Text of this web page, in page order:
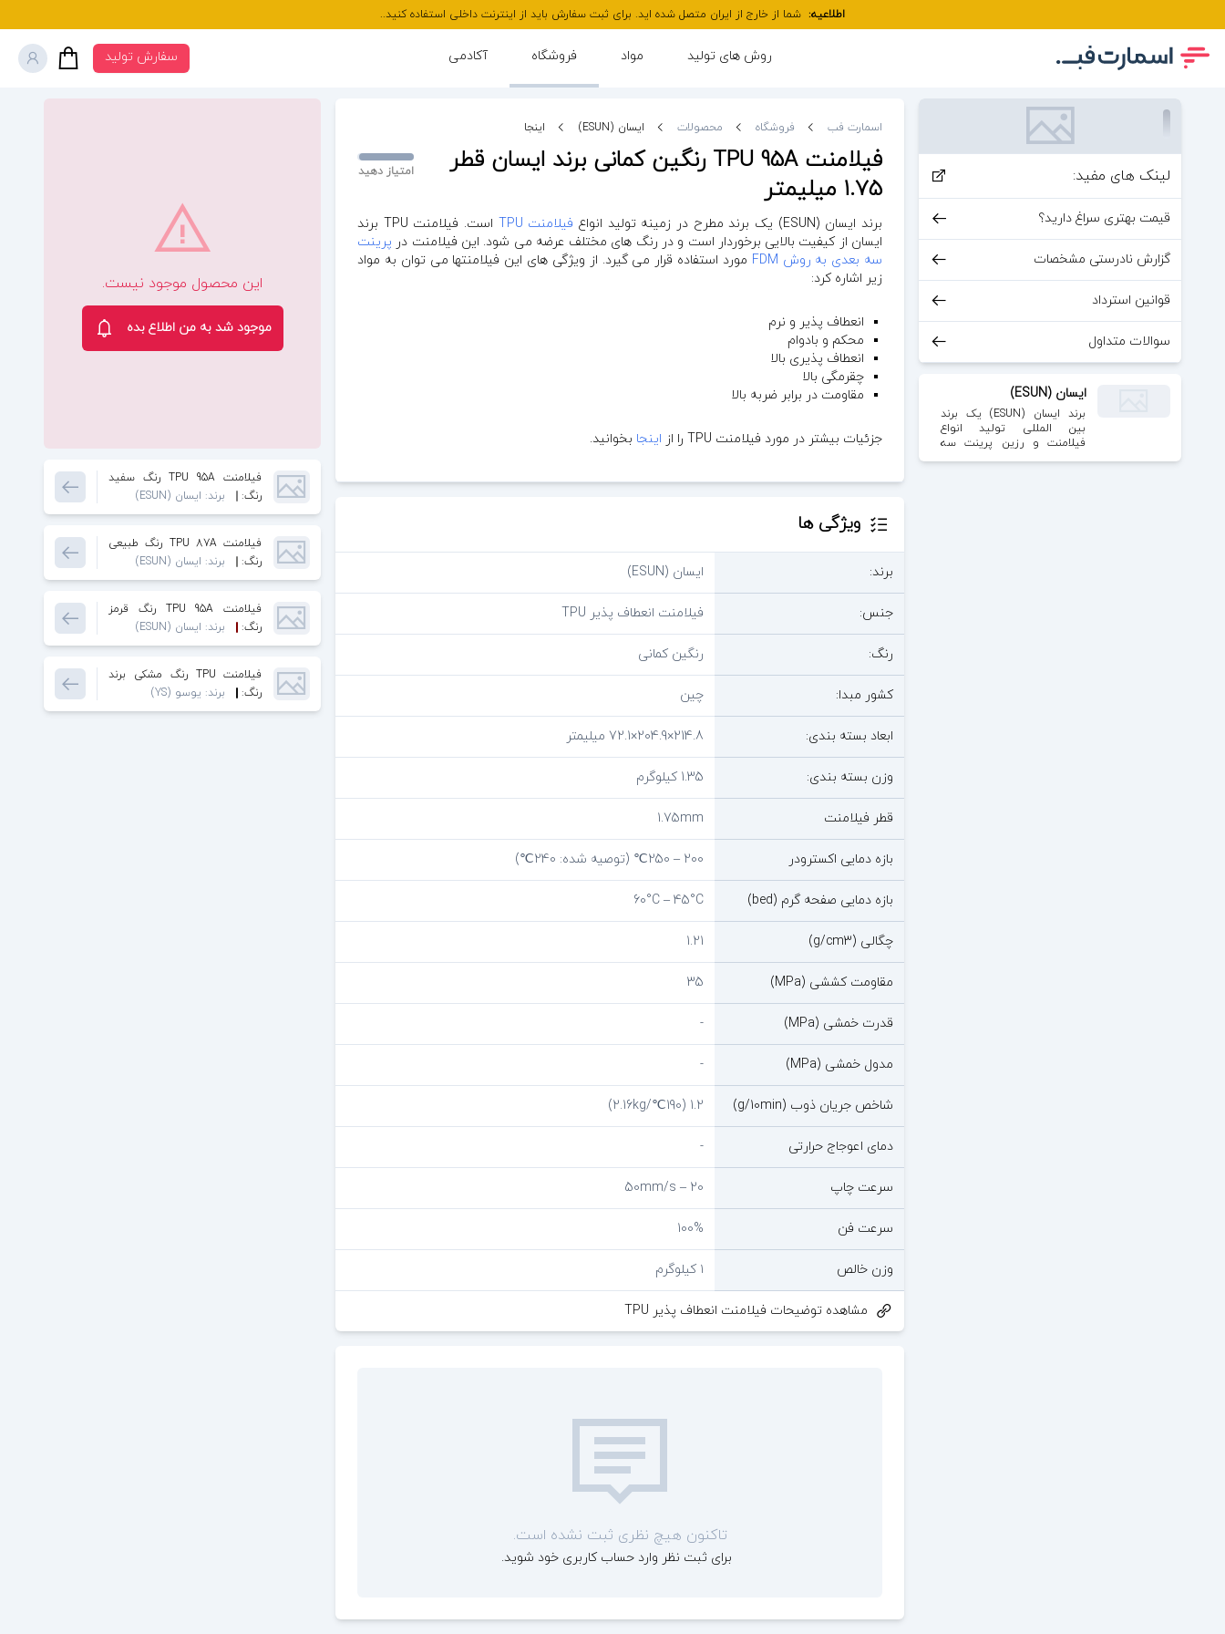
اطلاعیه: شما از خارج از ایران متصل شده اید. برای ثبت سفارش باید از اینترنت داخلی استفاده کنید..
روش های تولید مواد فروشگاه آکادمی سفارش تولید
لینک های مفید:
قیمت بهتری سراغ دارید؟
گزارش نادرستی مشخصات
قوانین استرداد
سوالات متداول
ایسان (ESUN)
برند ایسان (ESUN) یک برند
بین المللی تولید انواع
فیلامنت و رزین پرینت سه
این محصول موجود نیست.
موجود شد به من اطلاع بده
فیلامنت TPU 95A رنگ سفید
برند ایسان قطر 1.75 میلیمتر
رنگ: برند: ایسان (ESUN)
فیلامنت TPU 87A رنگ طبیعی
شفاف و منعطف برند ایسان قطر
رنگ: برند: ایسان (ESUN)
فیلامنت TPU 95A رنگ قرمز
رنگ: برند: ایسان (ESUN)
فیلامنت TPU رنگ مشکی برند
رنگ: برند: یوسو (YS)
اسمارت فب فروشگاه محصولات ایسان (ESUN) اینجا
فیلامنت TPU 95A رنگین کمانی برند ایسان قطر
1.75 میلیمتر
امتیاز دهید
برند ایسان (ESUN) یک برند مطرح در زمینه تولید انواع فیلامنت TPU
است. فیلامنت TPU برند
ایسان از کیفیت بالایی برخوردار است و در رنگ های مختلف عرضه می شود. این فیلامنت در پرینت
سه بعدی به روش FDM
مورد استفاده قرار می گیرد. از ویژگی های این فیلامنتها می توان به مواد
زیر اشاره کرد:
انعطاف پذیر و نرم
محکم و بادوام
انعطاف پذیری بالا
چقرمگی بالا
مقاومت در برابر ضربه بالا
جزئیات بیشتر در مورد فیلامنت TPU را از اینجا بخوانید.
ویژگی ها
برند: ایسان (ESUN)
جنس: فیلامنت انعطاف پذیر TPU
رنگ: رنگین کمانی
کشور مبدا: چين
ابعاد بسته بندی: 214.8×204.9×72.1 میلیمتر
وزن بسته بندی: 1.35 کیلوگرم
قطر فیلامنت 1.75mm
بازه دمایی اکسترودر 200 – 250℃ (توصیه شده: 240℃)
بازه دمایی صفحه گرم (bed) 60°C – 45°C
چگالی (g/cm3) 1.21
مقاومت کششی (MPa) 35
قدرت خمشی (MPa) -
مدول خمشی (MPa) -
شاخص جریان ذوب (g/10min) 1.2 (190℃/2.16kg)
دمای اعوجاج حرارتی -
سرعت چاپ 20 – 50mm/s
سرعت فن 100%
وزن خالص ۱ کیلوگرم
مشاهده توضیحات فیلامنت انعطاف پذیر TPU
تاکنون هیچ نظری ثبت نشده است.
برای ثبت نظر وارد حساب کاربری خود شوید.